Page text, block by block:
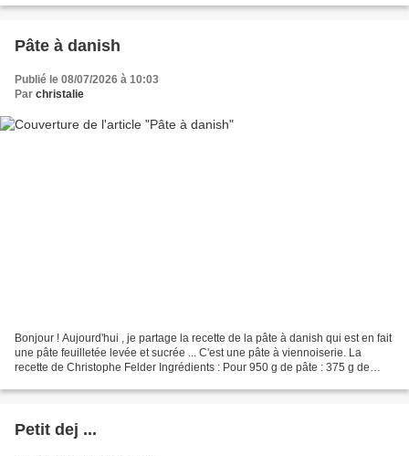
Pâte à danish
Publié le 08/07/2026 à 10:03
Par christalie
Bonjour ! Aujourd'hui , je partage la recette de la pâte à danish qui est en fait
une pâte feuilletée levée et sucrée ... C'est une pâte à viennoiserie. La
recette de Christophe Felder Ingrédients : Pour 950 g de pâte : 375 g de
Petit dej ...